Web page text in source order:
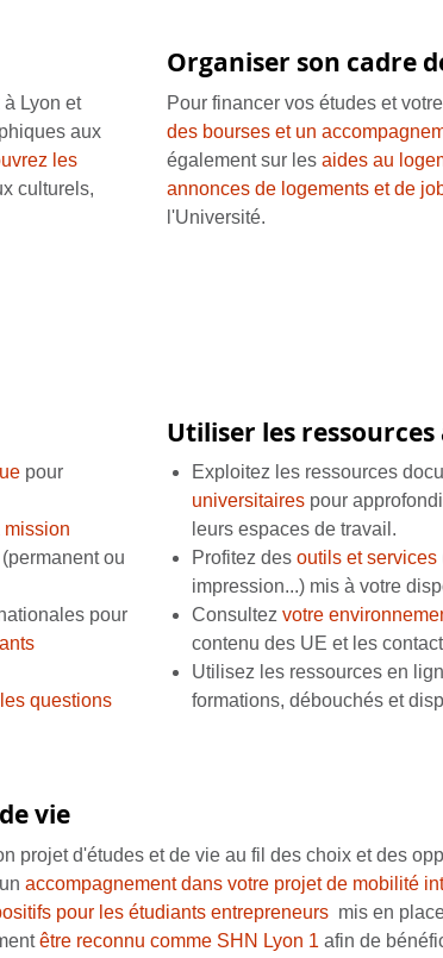
Lyon et
aux
les
culturels,
Organiser son cadre
Pour financer vos études et
des bourses et un
également sur les aides au
annonces de logements et de
l'Université.
pour
mission
ou
pour
questions
Utiliser les
Exploitez les ressources
universitairespour
leurs espaces de travail.
Profitez des outils et services
impression...) mis à votre
Consultez votre
contenu des UE et les
Utilisez les ressources en
formations, débouchés et
vie
projet d'études et de vie au fil des choix et des
unaccompagnement dans votre projet de mobilité
pour les étudiants entrepreneurs mis en
être reconnu comme SHN Lyon 1 afin de